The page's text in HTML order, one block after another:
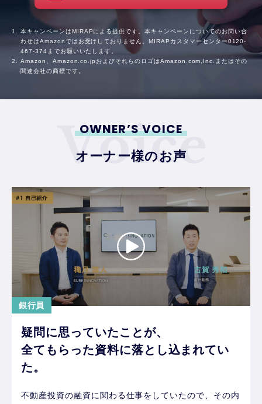
本キャンペーンはMIRAPによる提供です。本キャンペーンについてのお問い合
わせはAmazonではお受けしておりません。MIRAPカスタマーセンター0120-
467-374 までお願いいたします。
Amazon、Amazon.co.jpおよびそれらのロゴはAmazon.com,Inc.またはその
関連会社の商標です。
OWNER’S VOICE
オーナー様のお声
銀行員
疑問に思っていたことが、
全てもらった資料に落とし込まれてい
た。
不動産投資の融資に関わる仕事をしていたので、その内